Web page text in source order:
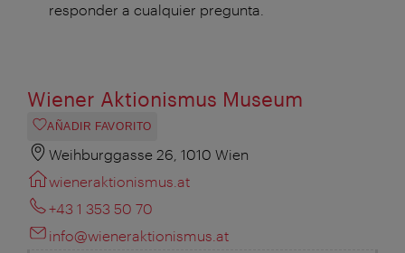
responder a cualquier pregunta.
Wiener Aktionismus Museum
AÑADIR FAVORITO
Weihburggasse 26, 1010 Wien
wieneraktionismus.at
+43 1 353 50 70
info@wieneraktionismus.at